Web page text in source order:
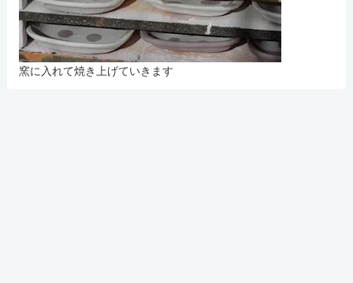
窯に入れて焼き上げていきます